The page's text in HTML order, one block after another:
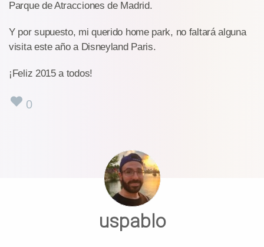
Parque de Atracciones de Madrid.
Y por supuesto, mi querido home park, no faltará alguna
visita este año a Disneyland Paris.
¡Feliz 2015 a todos!
0
uspablo